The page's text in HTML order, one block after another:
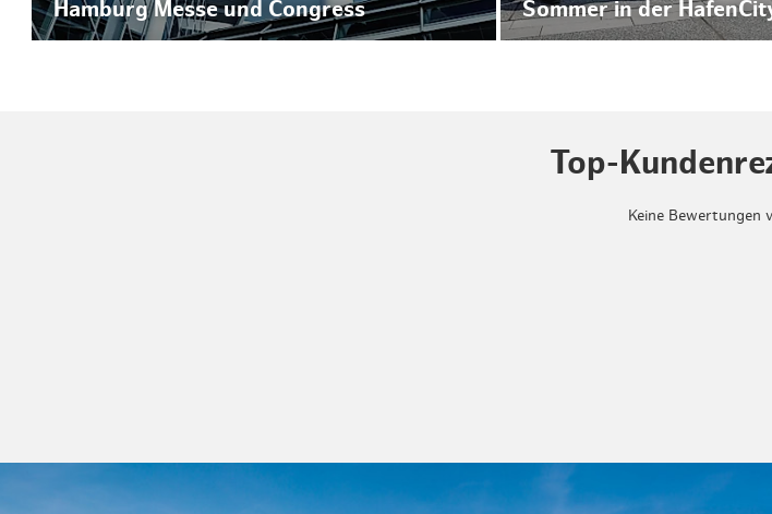
Hamburg Messe und Congress Sommer in der
Top-
Keine Bewertungen